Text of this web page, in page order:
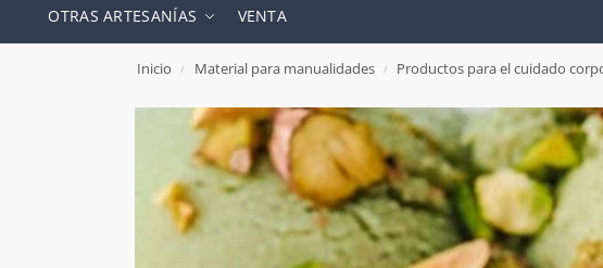
OTRAS ARTESANÍAS VENTA
Inicio / Material para manualidades / Productos para el cuidado